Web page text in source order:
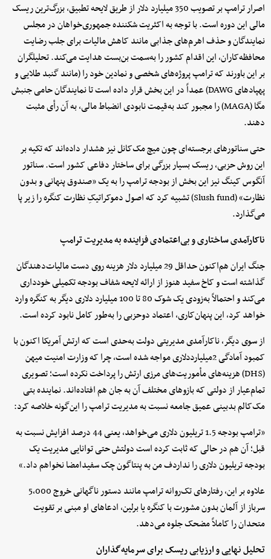
اصرار ترامپ بر تصویب 350 میلیارد دلار از طریق لایحه تطبیق، بزرگ‌ترین ریسک
مالی این دوره است. با توجه به اکثریت شکننده جمهوری‌خواهان در مجلس
نمایندگان و حذف اهرم‌های جذابی مانند کاهش مالیات برای جلب رضایت
محافظه‌کاران، این اقدام کشور را به‌سمت بن‌بست هدایت می‌کند. تحلیلگران
بر این باورند که ترامپ پروژه‌های شخصی و نمادین خود را (مانند گنبد طلایی و
پهپادهای DAWG) عمداً در این بخش قرار داده است تا نمایندگان حامی جنبش
مگا (MAGA) را مجبور کند به‌قیمت نابودی انضباط مالی، به آن رأی مثبت
دهند.
حتی سناتورهای برجسته‌ای چون میچ مک‌کانل نیز هشدار داده‌اند که تکیه بر
این روش حزبی، ریسک بسیار بزرگی برای ساختار دفاعی کشور است. سناتور
آنگوس کینگ نیز این بخش از بودجه ترامپ را به یک «صندوق پنهانی و بدون
نظارت» (Slush fund) تشبیه کرد که اصول دموکراتیکِ نظارت کنگره را زیر پا
می‌گذارد.
ناکارآمدی ساختاری و بی‌اعتمادی فزاینده به مدیریت ترامپ
جنگ ایران هم‌اکنون حداقل 29 میلیارد دلار هزینه روی دست مالیات‌دهندگان
گذاشته است و کاخ سفید هنوز از ارائه لایحه شفاف بودجه تکمیلی خودداری
می‌کند و احتمالاً به‌زودی یک شوک 80 تا 100 میلیارد دلاری دیگر به کنگره وارد
خواهد کرد، این پنهان‌کاری، اعتماد دوحزبی را به‌طور کامل نابود کرده است.
از سوی دیگر، ناکارآمدی مدیریتی دولت به‌حدی است که ارتش آمریکا اکنون با
کمبود آمادگی 2میلیارددلاری مواجه شده است، چرا که وزارت امنیت میهن
(DHS) هزینه‌های مأموریت‌های مرزی ارتش را پرداخت نکرده است؛ تصویری
تمام‌عیار از دولتی که بازوهای مختلف آن به جان هم افتاده‌اند. نماینده بتی
مک‌کالم بدبینی عمیق جامعه نسبت به مدیریت ترامپ را این‌گونه خلاصه کرد:
«ترامپ بودجه 1.5 تریلیون دلاری می‌خواهد، یعنی 44 درصد افزایش نسبت به
قبل؛ آن هم در حالی که ثابت کرده است دولتش حتی توانایی مدیریت یک
بودجه تریلیون دلاری را نداردف من به پنتاگون چک سفیدامضا نخواهم داد.»
علاوه بر این، رفتارهای تک‌روانه ترامپ مانند دستور ناگهانی خروج 5,000
سرباز از آلمان بدون مشورت با کنگره یا برلین، ادعاهای او مبنی بر تقویت
متحدان را کاملاً مضحک جلوه می‌دهد.
تحلیل نهایی و ارزیابی ریسک برای سرمایه‌گذاران